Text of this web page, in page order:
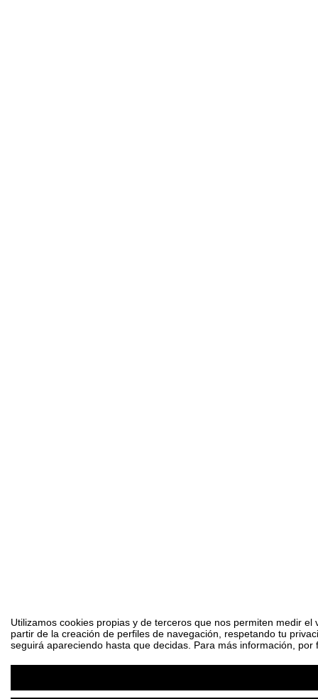
Utilizamos cookies propias y de terceros que nos permiten medir
partir de la creación de perfiles de navegación, respetando tu
seguirá apareciendo hasta que decidas. Para más información,